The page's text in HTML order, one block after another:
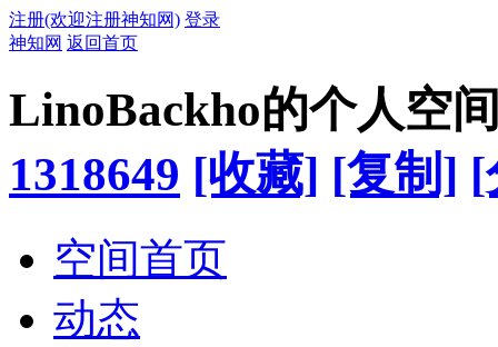
注册(欢迎注册神知网) 登录
神知网 返回首页
LinoBackho的个人空
1318649 [收藏] [复制] [
空间首页
动态